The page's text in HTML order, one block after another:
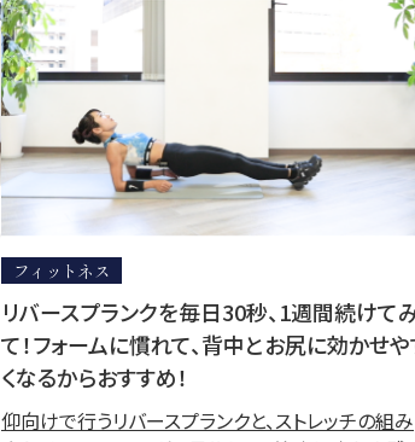
フィットネス
リバースプランクを毎日30秒、1週間続けて
て！フォームに慣れて、背中とお尻に効かせ
くなるからおすすめ！
仰向けで行うリバースプランクと、ストレッチの組み